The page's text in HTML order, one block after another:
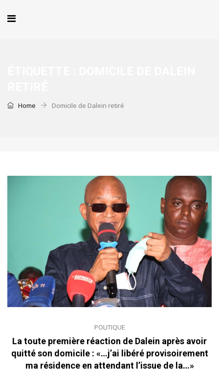
Home Domicile de Dalein retiré
POLITIQUE
La toute première réaction de Dalein après avoir
quitté son domicile : «…j’ai libéré provisoirement
ma résidence en attendant l’issue de la…»